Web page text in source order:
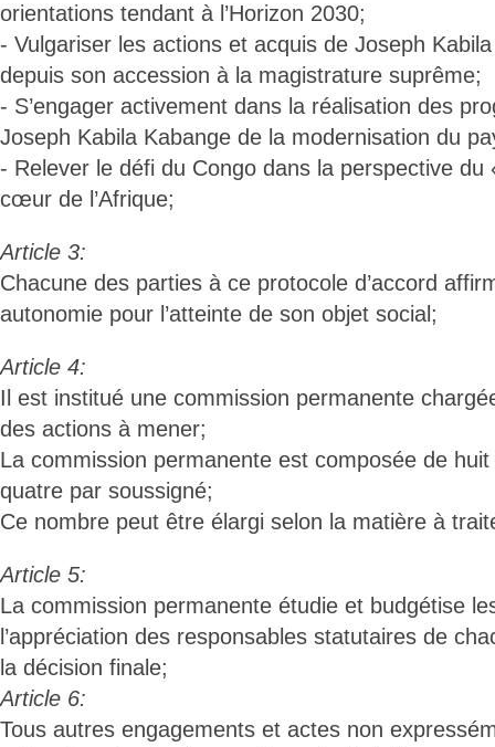
orientations tendant à l’Horizon 2030;
- Vulgariser les actions et acquis de Joseph
depuis son accession à la magistrature suprême;
- S’engager activement dans la réalisation des
Joseph Kabila Kabange de la modernisation du
- Relever le défi du Congo dans la perspective du
cœur de l’Afrique;
Article 3:
Chacune des parties à ce protocole d’accord
autonomie pour l’atteinte de son objet social;
Article 4:
Il est institué une commission permanente
des actions à mener;
La commission permanente est composée de
quatre par soussigné;
Ce nombre peut être élargi selon la matière à
Article 5:
La commission permanente étudie et budgétise
l’appréciation des responsables statutaires de
la décision finale;
Article 6:
Tous autres engagements et actes non